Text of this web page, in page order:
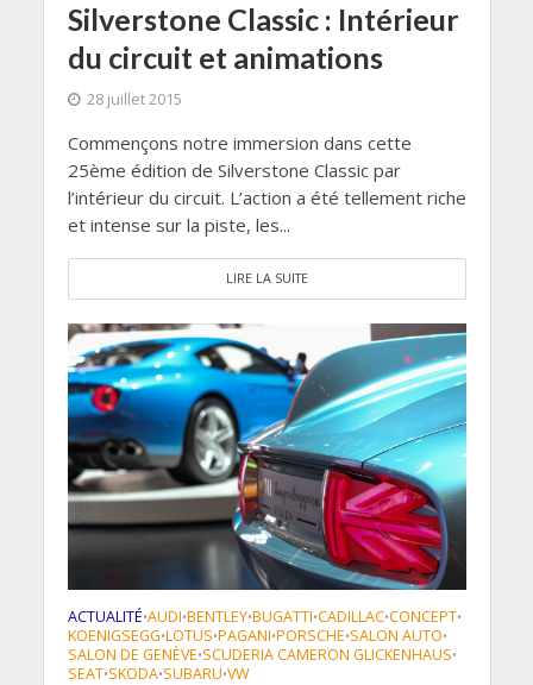
Silverstone Classic : Intérieur
du circuit et animations
28 juillet 2015
Commençons notre immersion dans cette
25ème édition de Silverstone Classic par
l’intérieur du circuit. L’action a été tellement riche
et intense sur la piste, les...
LIRE LA SUITE
ACTUALITÉ•AUDI•BENTLEY•BUGATTI•CADILLAC•CONCEPT•
KOENIGSEGG•LOTUS•PAGANI•PORSCHE•SALON AUTO•
SALON DE GENÈVE•SCUDERIA CAMERON GLICKENHAUS•
SEAT•SKODA•SUBARU•VW